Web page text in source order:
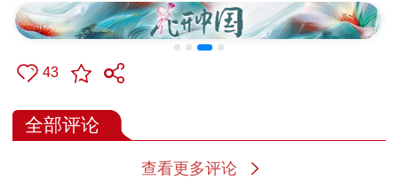
43
全部评论
查看更多评论